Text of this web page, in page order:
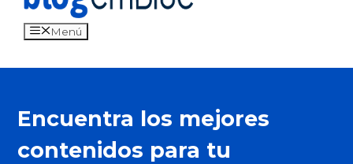
Menú
Encuentra los mejores
contenidos para tu